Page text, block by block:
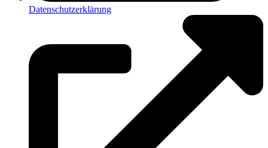
Datenschutzerklärung